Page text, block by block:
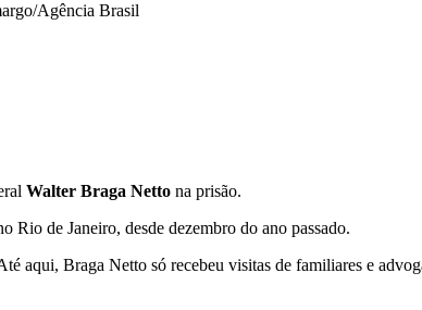
Agência Brasil
Walter Braga Netto na prisão.
Rio de Janeiro, desde dezembro do ano passado.
aqui, Braga Netto só recebeu visitas de familiares e